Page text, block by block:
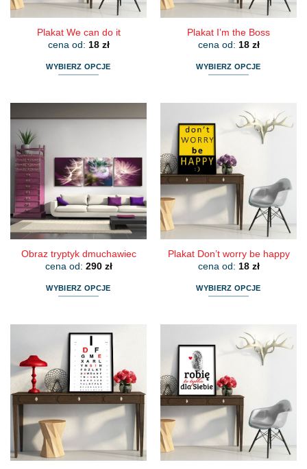
produktu
produktu
Plakat We can do it
cena od: 18 zł
WYBIERZ OPCJE
Opcje
można
wybrać
na
stronie
produktu
Plakat I’m the Boss
cena od: 18 zł
WYBIERZ OPCJE
wiele
wariantów.
Opcje
można
wybrać
na
stronie
produktu
Obraz tryptyk dmuchawiec
cena od: 290 zł
WYBIERZ OPCJE
ma
wiele
wariantów.
Opcje
można
wybrać
na
stronie
produktu
Plakat Don’t worry be happy
cena od: 18 zł
WYBIERZ OPCJE
wiele
wariantów.
Opcje
można
wybrać
na
stronie
produktu